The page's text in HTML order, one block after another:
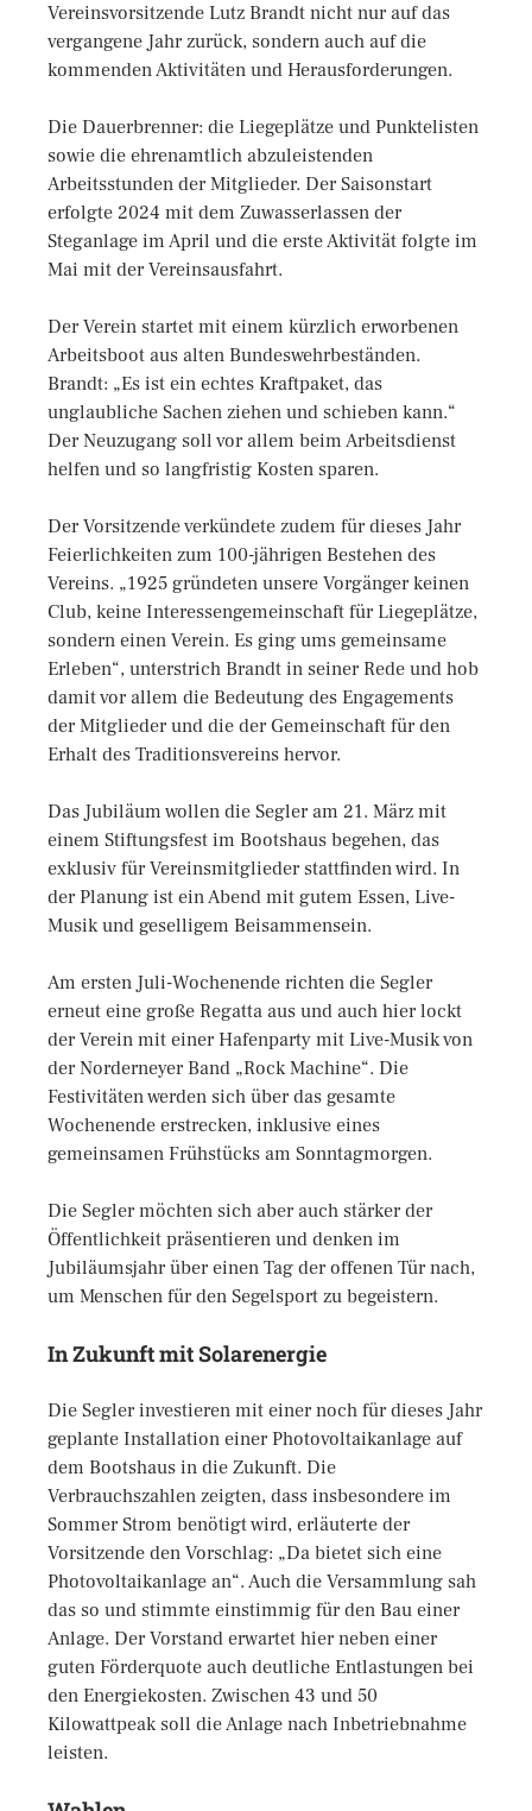
Vereinsvorsitzende Lutz Brandt nicht nur auf das
vergangene Jahr zurück, sondern auch auf die
kommenden Aktivitäten und Herausforderungen.
Die Dauerbrenner: die Liegeplätze und Punktelisten
sowie die ehrenamtlich abzuleistenden
Arbeitsstunden der Mitglieder. Der Saisonstart
erfolgte 2024 mit dem Zuwasserlassen der
Steganlage im April und die erste Aktivität folgte im
Mai mit der Vereinsausfahrt.
Der Verein startet mit einem kürzlich erworbenen
Arbeitsboot aus alten Bundeswehrbeständen.
Brandt: „Es ist ein echtes Kraftpaket, das
unglaubliche Sachen ziehen und schieben kann.“
Der Neuzugang soll vor allem beim Arbeitsdienst
helfen und so langfristig Kosten sparen.
Der Vorsitzende verkündete zudem für dieses Jahr
Feierlichkeiten zum 100-jährigen Bestehen des
Vereins. „1925 gründeten unsere Vorgänger keinen
Club, keine Interessengemeinschaft für Liegeplätze,
sondern einen Verein. Es ging ums gemeinsame
Erleben“, unterstrich Brandt in seiner Rede und hob
damit vor allem die Bedeutung des Engagements
der Mitglieder und die der Gemeinschaft für den
Erhalt des Traditionsvereins hervor.
Das Jubiläum wollen die Segler am 21. März mit
einem Stiftungsfest im Bootshaus begehen, das
exklusiv für Vereinsmitglieder stattfinden wird. In
der Planung ist ein Abend mit gutem Essen, Live-
Musik und geselligem Beisammensein.
Am ersten Juli-Wochenende richten die Segler
erneut eine große Regatta aus und auch hier lockt
der Verein mit einer Hafenparty mit Live-Musik von
der Norderneyer Band „Rock Machine“. Die
Festivitäten werden sich über das gesamte
Wochenende erstrecken, inklusive eines
gemeinsamen Frühstücks am Sonntagmorgen.
Die Segler möchten sich aber auch stärker der
Öffentlichkeit präsentieren und denken im
Jubiläumsjahr über einen Tag der offenen Tür nach,
um Menschen für den Segelsport zu begeistern.
In Zukunft mit Solarenergie
Die Segler investieren mit einer noch für dieses Jahr
geplante Installation einer Photovoltaikanlage auf
dem Bootshaus in die Zukunft. Die
Verbrauchszahlen zeigten, dass insbesondere im
Sommer Strom benötigt wird, erläuterte der
Vorsitzende den Vorschlag: „Da bietet sich eine
Photovoltaikanlage an“. Auch die Versammlung sah
das so und stimmte einstimmig für den Bau einer
Anlage. Der Vorstand erwartet hier neben einer
guten Förderquote auch deutliche Entlastungen bei
den Energiekosten. Zwischen 43 und 50
Kilowattpeak soll die Anlage nach Inbetriebnahme
leisten.